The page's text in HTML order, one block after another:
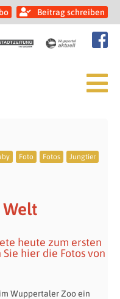
Beitrag schreiben
Foto Fotos
Jungtier
heute zum ersten
hier die Fotos von
Wuppertaler Zoo ein